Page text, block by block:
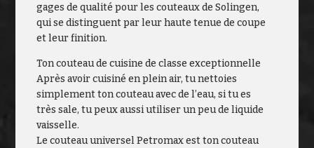
gages de qualité pour les couteaux de Solingen,
qui se distinguent par leur haute tenue de coupe
et leur finition.
Ton couteau de cuisine de classe exceptionnelle
Après avoir cuisiné en plein air, tu nettoies
simplement ton couteau avec de l’eau, si tu es
très sale, tu peux aussi utiliser un peu de liquide
vaisselle.
Le couteau universel Petromax est ton couteau